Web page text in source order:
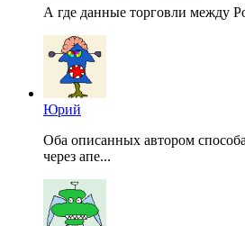
А где данные торговли между
Юрий
Оба описанных автором
через апе...